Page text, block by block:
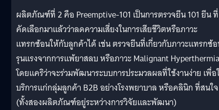
ผลิตภัณฑ์ที่ 2 คือ Preemptive-101 เป็นการตรวจยีน 101 ยีน ที่
คัดเลือกมาแล้วว่าลดความเสี่ยงในการเสียชีวิตหรือภาวะ
แทรกซ้อนให้กับลูกค้าได้ เช่น ตรวจยีนที่เกี่ยวกับภาวะแทรกซ้
รุนแรงจากการแพ้ยาสลบ หรือภาวะ Malignant Hyperthermia
โดยแคริว่าจะร่วมพัฒนาระบบการประมวลผลที่ใช้งานง่าย เพื่อ
บริการเเก่กลุ่มลูกค้า B2B อย่างโรงพยาบาล หรือคลินิก ที่สนใจ
(ทั้งสองผลิตภัณฑ์อยู่ระหว่างการวิจัยเเละพัฒนา)